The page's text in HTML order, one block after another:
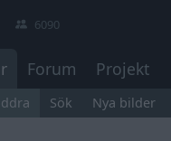
6090
Forum Projekt
Sök Nya bilder